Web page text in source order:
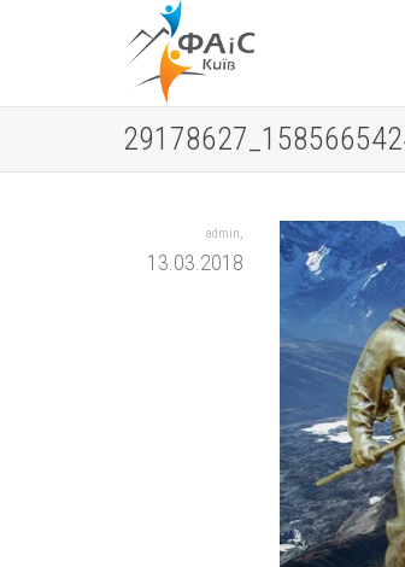
admin,
13.03.2018